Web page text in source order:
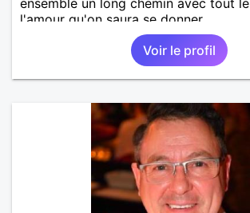
l'amour qu'on saura se donner.
Voir le profil